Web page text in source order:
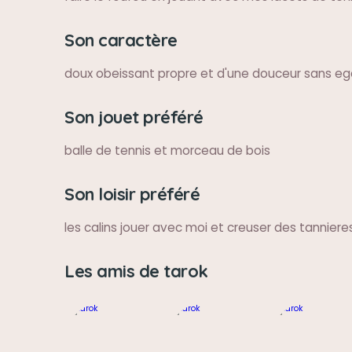
Son caractère
doux obeissant propre et d'une douceur sans
Son jouet préféré
balle de tennis et morceau de bois
Son loisir préféré
les calins jouer avec moi et creuser des
Les amis de tarok